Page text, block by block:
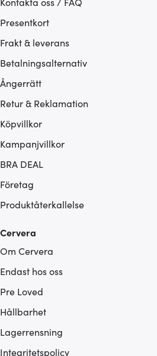
Presentkort
Frakt & leverans
Betalningsalternativ
Ångerrätt
Retur & Reklamation
Köpvillkor
Kampanjvillkor
BRA DEAL
Företag
Produktåterkallelse
Cervera
Om Cervera
Endast hos oss
Pre Loved
Hållbarhet
Lagerrensning
Integritetspolicy